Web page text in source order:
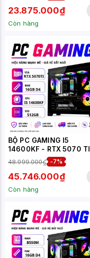
23.875.000₫
Còn hàng
BỘ PC GAMING I5
14600KF - RTX 5070 TI
16GB (XUEPC041-G)
48.999.000₫ -7%
45.746.000₫
Còn hàng